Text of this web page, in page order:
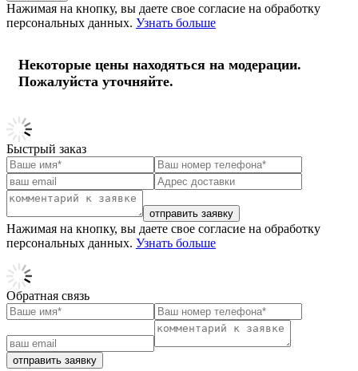
Нажимая на кнопку, вы даете свое согласие на обработку
персональных данных. Узнать больше
Некоторые цены находяться на модерации.
Пожалуйста уточняйте.
Быстрый заказ
отправить заявку
Нажимая на кнопку, вы даете свое согласие на обработку
персональных данных. Узнать больше
Обратная связь
отправить заявку